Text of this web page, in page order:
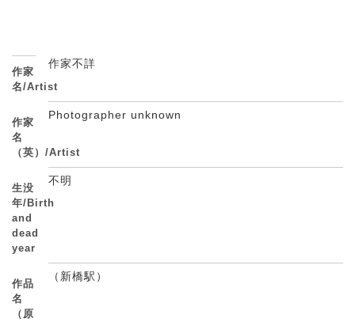
作家
名/Artist
作家不詳
作家
名
（英）/Artist
Photographer unknown
生没
年/Birth
and
dead
year
不明
作品
名
（原
（新橋駅）